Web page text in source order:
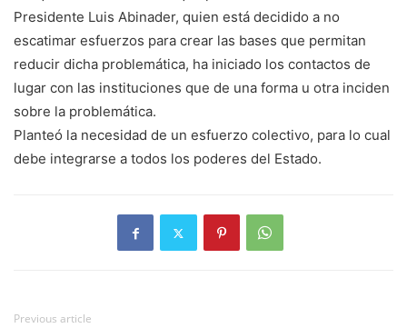
Presidente Luis Abinader, quien está decidido a no
escatimar esfuerzos para crear las bases que permitan
reducir dicha problemática, ha iniciado los contactos de
lugar con las instituciones que de una forma u otra inciden
sobre la problemática.
Planteó la necesidad de un esfuerzo colectivo, para lo cual
debe integrarse a todos los poderes del Estado.
Previous article